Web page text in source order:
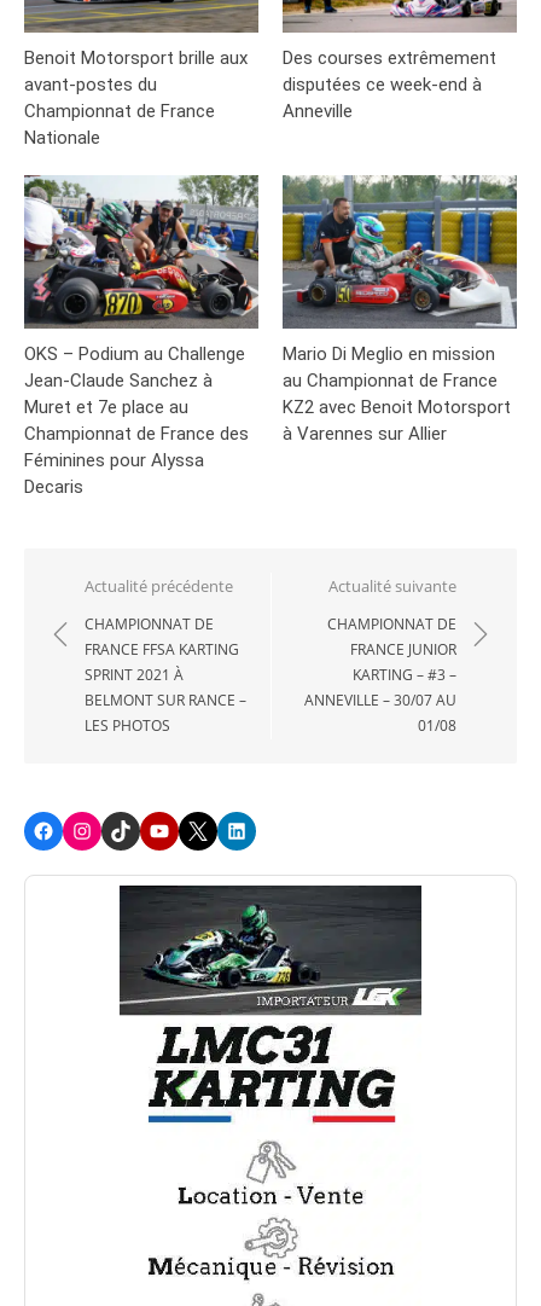
Benoit Motorsport brille aux
avant-postes du
Championnat de France
Nationale
Des courses extrêmement
disputées ce week-end à
Anneville
OKS – Podium au Challenge
Jean-Claude Sanchez à
Muret et 7e place au
Championnat de France des
Féminines pour Alyssa
Decaris
Mario Di Meglio en mission
au Championnat de France
KZ2 avec Benoit Motorsport
à Varennes sur Allier
Navigation
de
l’article
Actualité précédente
CHAMPIONNAT DE
FRANCE FFSA KARTING
SPRINT 2021 À
BELMONT SUR RANCE –
LES PHOTOS
Actualité suivante
CHAMPIONNAT DE
FRANCE JUNIOR
KARTING – #3 –
ANNEVILLE – 30/07 AU
01/08
FacebookInstagram
TikTokYoutube
X LinkedIn